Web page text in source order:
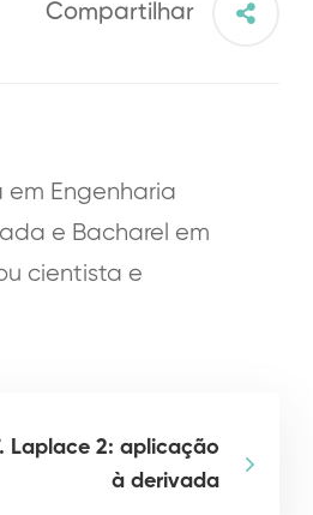
Compartilhar
em Engenharia
e Bacharel em
cientista e
Laplace 2: aplicação
à derivada